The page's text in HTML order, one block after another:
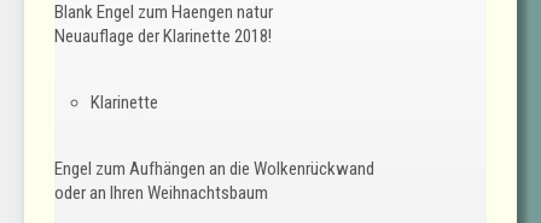
Blank Engel zum Haengen natur
Neuauflage der Klarinette 2018!
Klarinette
Engel zum Aufhängen an die Wolkenrückwand
oder an Ihren Weihnachtsbaum